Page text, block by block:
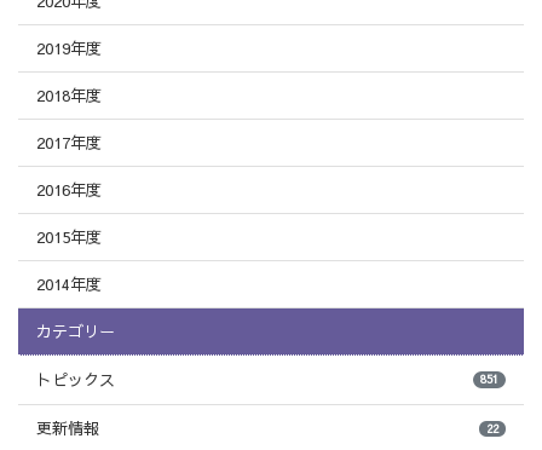
2019年度
2018年度
2017年度
2016年度
2015年度
2014年度
カテゴリー
トピックス 851
更新情報 22